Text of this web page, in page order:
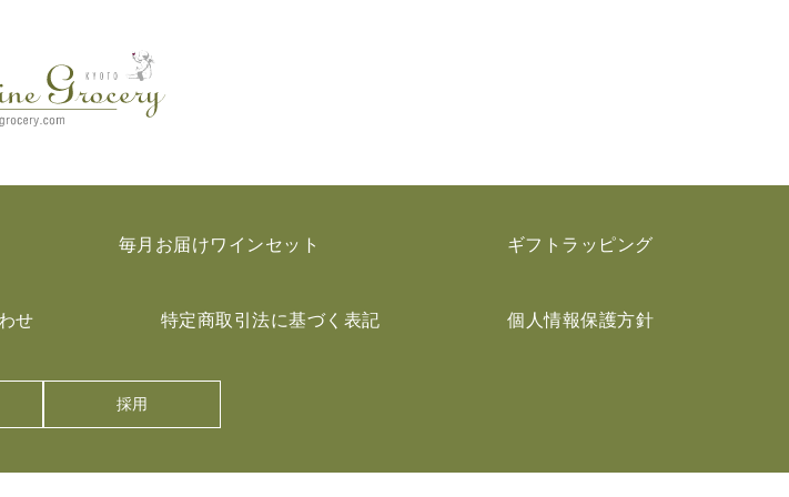
毎月お届けワインセット ギフトラッピング
せ 特定商取引法に基づく表記 個人情報保護方針
採用